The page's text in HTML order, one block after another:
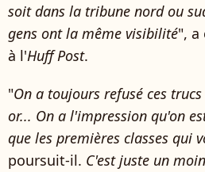
soit dans la tribune nord ou
gens ont la même visibilité", a
à l'Huff Post.
"On a toujours refusé ces
or... On a l'impression qu'on
que les premières classes qui
poursuit-il. C'est juste un